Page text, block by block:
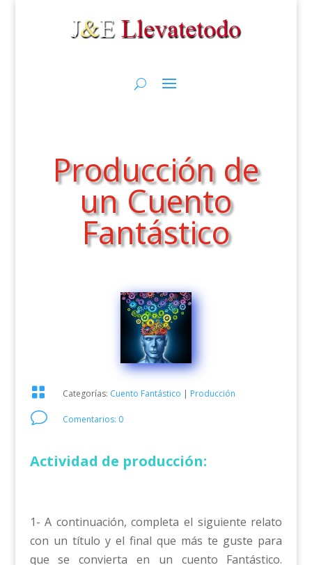
Producción de
un Cuento
Fantástico
 Categorías: Cuento Fantástico | Producción
v Comentarios: 0
Actividad de producción:
1- A continuación, completa el siguiente relato
con un título y el final que más te guste para
que se convierta en un cuento Fantástico.